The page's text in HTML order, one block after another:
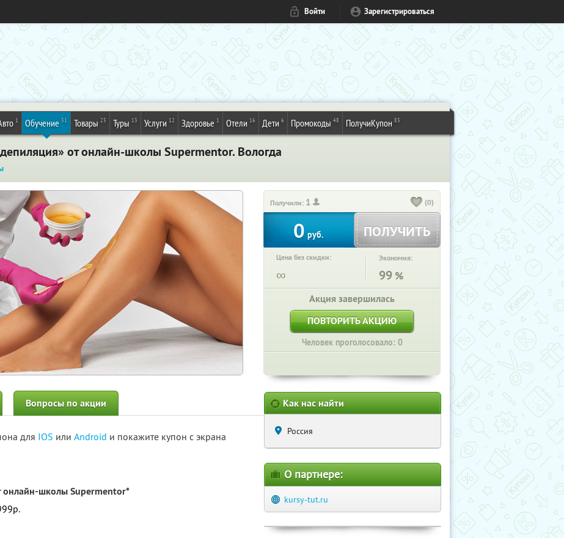
Войти Зарегистрироваться
1 Обучение 31 Товары 25 Туры 13 Услуги 12 Здоровье 1 Отели 16 Дети 6 Промокоды 48 ПолучиКупон 83
от онлайн-школы Supermentor. Вологда
Получили: 1 (0)
0 руб. ПОЛУЧИТЬ
Цена без скидки:
∞
Экономия:
99 %
Акция завершилась
ПОВТОРИТЬ АКЦИЮ
Человек проголосовало: 0
Вопросы по акции
для IOS или Android и покажите купон с экрана
онлайн-школы Supermentor*
Как нас найти
Россия
О партнере:
kursy-tut.ru